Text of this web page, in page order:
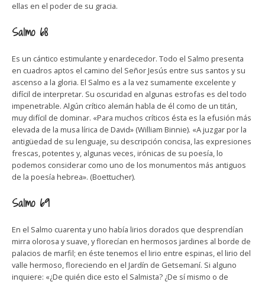
ellas en el poder de su gracia.
Salmo 68
Es un cántico estimulante y enardecedor. Todo el Salmo presenta
en cuadros aptos el camino del Señor Jesús entre sus santos y su
ascenso a la gloria. El Salmo es a la vez sumamente excelente y
difícil de interpretar. Su oscuridad en algunas estrofas es del todo
impenetrable. Algún crítico alemán habla de él como de un titán,
muy difícil de dominar. «Para muchos críticos ésta es la efusión más
elevada de la musa lírica de David» (William Binnie). «A juzgar por la
antigüedad de su lenguaje, su descripción concisa, las expresiones
frescas, potentes y, algunas veces, irónicas de su poesía, lo
podemos considerar como uno de los monumentos más antiguos
de la poesía hebrea». (Boettucher).
Salmo 69
En el Salmo cuarenta y uno había lirios dorados que desprendían
mirra olorosa y suave, y florecían en hermosos jardines al borde de
palacios de marfil; en éste tenemos el lirio entre espinas, el lirio del
valle hermoso, floreciendo en el Jardín de Getsemaní. Si alguno
inquiere: «¿De quién dice esto el Salmista? ¿De sí mismo o de